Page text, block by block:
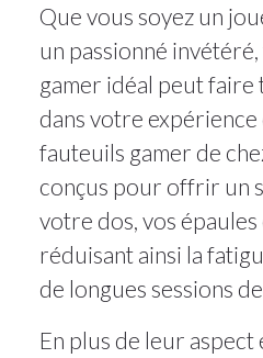
Que vous soyez un
un passionné
gamer idéal peut
dans votre expérience
fauteuils gamer de
conçus pour offrir un
votre dos, vos épaules
réduisant ainsi la
de longues sessions de
En plus de leur